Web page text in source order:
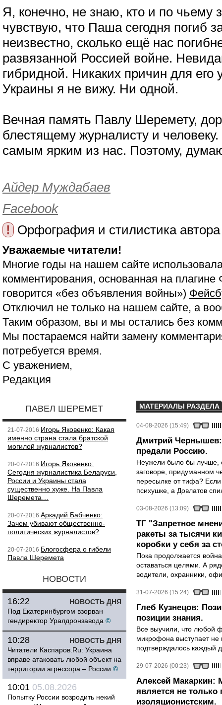
Я, конечно, не знаю, кто и по чьему
чувствую, что Паша сегодня погиб
неизвестно, сколько ещё нас
развязанной Россией войне.
гибридной. Никаких причин для его
Украины я не вижу. Ни одной.
Вечная память Павлу Шеремету,
блестящему журналисту и
самым ярким из нас. Поэтому,
Айдер Муждабаев
Facebook
!
Орфография и стилистика
Уважаемые читатели!
Многие годы на нашем сайте
комментирования, основанная на
говорится «без объявления войны»)
Отключил не только на нашем сайте, а
Таким образом, вы и мы остались без
Мы постараемся найти замену
потребуется время.
С уважением,
Редакция
ПАВЕЛ ШЕРЕМЕТ
21-07-2016 Игорь Яковенко: Какая
именно страна стала братской
могилой журналистов?
20-07-2016 Игорь Яковенко:
Сегодня журналистика Беларуси,
России и Украины стала
существенно хуже. На Павла
Шеремета…
20-07-2016 Аркадий Бабченко:
Зачем убивают общественно-
политических журналистов?
20-07-2016 Блогосфера о гибели
Павла Шеремета
НОВОСТИ
НОВОСТЬ ДНЯ
16:22
Под Екатеринбургом взорван
гендиректор Уралдронзавода ©
НОВОСТЬ ДНЯ
10:28
Читатели Каспаров.Ru: Украина
вправе атаковать любой объект на
территории агрессора – России ©
10:01 05.08.2026
Попытку России возродить некий
МАТЕРИАЛЫ РАЗДЕЛА
04-08-2026 (15:49)
Дмитрий Чернышев:
предали Россию.
Неужели было бы лучше,
заговоре, придуманном
пересылке от тифа?
психушке, а Довлатов
03-08-2026 (13:09)
ТГ "Запретное
ракеты за тысячи
коробки у себя за
Пока продолжается
оставаться целями. А
водители, охранники,
31-07-2026 (15:24)
Глеб Кузнецов:
позиции знания.
Все выучили, что любой
микрофона выступает не
подтверждалось каждый
29-07-2026 (00:23)
Алексей Макаркин:
является не только
изоляционистским.